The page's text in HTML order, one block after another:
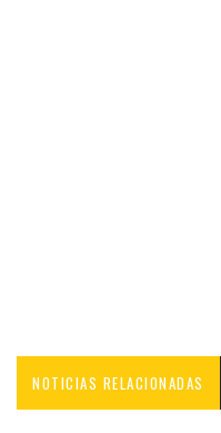
NOTICIAS RELACIONADAS